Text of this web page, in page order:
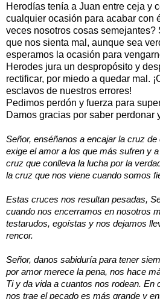
Herodías tenía a Juan entre ceja y
cualquier ocasión para acabar con
veces nosotros cosas
que nos sienta mal, aunque sea
esperamos la ocasión para
Herodes jura un despropósito y
rectificar, por miedo a quedar mal.
esclavos de nuestros errores!
Pedimos perdón y fuerza para
Damos gracias por saber perdonar
Señor, enséñanos a encajar la cruz
exige el amor a los que más sufren y
cruz que conlleva la lucha por la
la cruz que nos viene cuando somos
Estas cruces nos resultan pesadas,
cuando nos encerramos en nosotros
testarudos, egoístas y nos dejamos
rencor.
Señor, danos sabiduría para tener
por amor merece la pena, nos hace
Ti y da vida a cuantos nos rodean. En
nos trae el pecado es más grande y